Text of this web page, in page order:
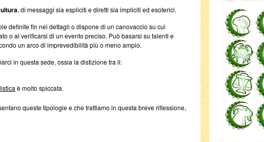
, di messaggi sia espliciti e diretti sia impliciti ed esoterici.
definite fin nei dettagli o dispone di un canovaccio su cui
o al verificarsi di un evento preciso. Può basarsi su talenti e
un arco di imprevedibilità più o meno ampio.
in questa sede, ossia la distizione tra il:
è molto spiccata.
queste tipologie e che trattiamo in questa breve riflessione,